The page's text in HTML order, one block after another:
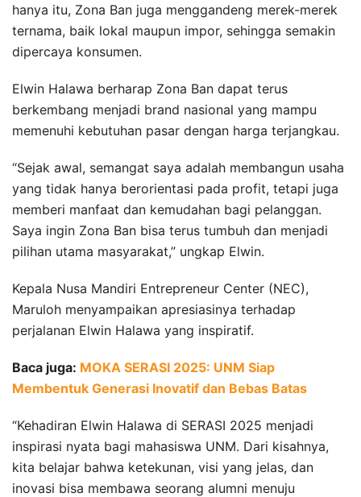
hanya itu, Zona Ban juga menggandeng merek-merek
ternama, baik lokal maupun impor, sehingga semakin
dipercaya konsumen.
Elwin Halawa berharap Zona Ban dapat terus
berkembang menjadi brand nasional yang mampu
memenuhi kebutuhan pasar dengan harga terjangkau.
“Sejak awal, semangat saya adalah membangun usaha
yang tidak hanya berorientasi pada profit, tetapi juga
memberi manfaat dan kemudahan bagi pelanggan.
Saya ingin Zona Ban bisa terus tumbuh dan menjadi
pilihan utama masyarakat,” ungkap Elwin.
Kepala Nusa Mandiri Entrepreneur Center (NEC),
Maruloh menyampaikan apresiasinya terhadap
perjalanan Elwin Halawa yang inspiratif.
Baca juga: MOKA SERASI 2025: UNM Siap
Membentuk Generasi Inovatif dan Bebas Batas
“Kehadiran Elwin Halawa di SERASI 2025 menjadi
inspirasi nyata bagi mahasiswa UNM. Dari kisahnya,
kita belajar bahwa ketekunan, visi yang jelas, dan
inovasi bisa membawa seorang alumni menuju